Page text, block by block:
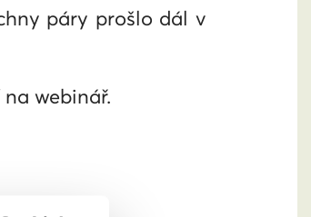
páry prošlo dál v
webinář.